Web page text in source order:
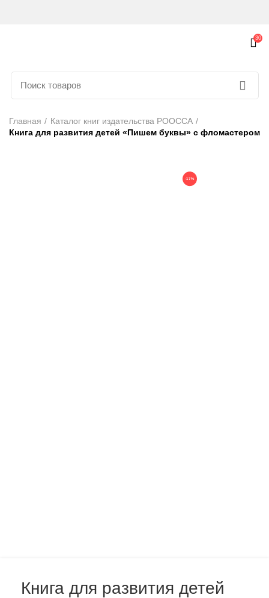
30
Главная
Каталог книг издательства РООССА
Книга для развития детей «Пишем буквы» с фломастером
-17%
Книга для развития детей